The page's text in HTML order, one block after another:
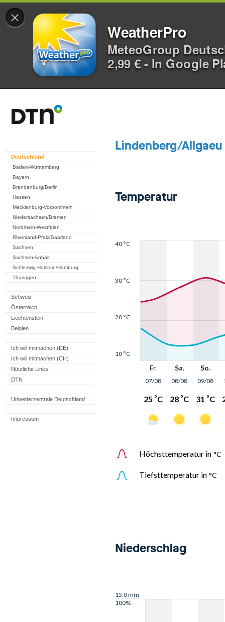
×
WeatherPro
MeteoGroup
2,99 € - In Google
Deutschland
Baden-Württemberg
Bayern
Brandenburg/Berlin
Hessen
Mecklenburg-Vorpommern
Niedersachsen/Bremen
Nordrhein-Westfalen
Rheinland-Pfalz/Saarland
Sachsen
Sachsen-Anhalt
Schleswig-Holstein/Hamburg
Thüringen
Schweiz
Österreich
Liechtenstein
Belgien
Ich will mitmachen (DE)
Ich will mitmachen (CH)
Nützliche Links
DTN
Unwetterzentrale Deutschland
Impressum